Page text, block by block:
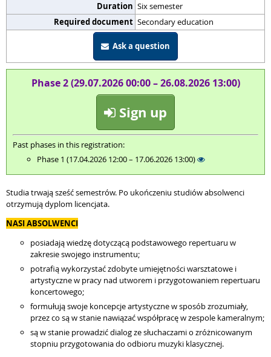
Duration Six semester
Required document Secondary education
Ask a question
Phase 2 (29.07.2026 00:00 – 26.08.2026 13:00)
Sign up
Past phases in this registration:
Phase 1 (17.04.2026 12:00 – 17.06.2026 13:00)
Studia trwają sześć semestrów. Po ukończeniu studiów absolwenci
otrzymują dyplom licencjata.
NASI ABSOLWENCI
posiadają wiedzę dotyczącą podstawowego repertuaru w
zakresie swojego instrumentu;
potrafią wykorzystać zdobyte umiejętności warsztatowe i
artystyczne w pracy nad utworem i przygotowaniem repertuaru
koncertowego;
formułują swoje koncepcje artystyczne w sposób zrozumiały,
przez co są w stanie nawiązać współpracę w zespole kameralnym;
są w stanie prowadzić dialog ze słuchaczami o zróżnicowanym
stopniu przygotowania do odbioru muzyki klasycznej.